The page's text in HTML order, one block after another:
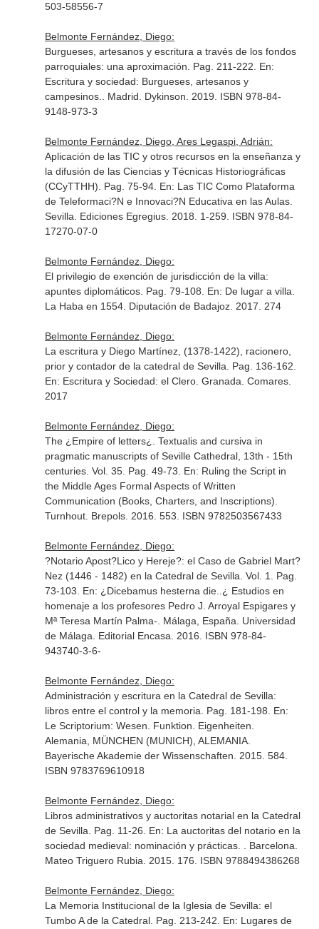
503-58556-7
Belmonte Fernández, Diego:
Burgueses, artesanos y escritura a través de los fondos
parroquiales: una aproximación. Pag. 211-222. En:
Escritura y sociedad: Burgueses, artesanos y
campesinos.
. Madrid. Dykinson. 2019. ISBN 978-84-
9148-973-3
Belmonte Fernández, Diego, Ares Legaspi, Adrián:
Aplicación de las TIC y otros recursos en la enseñanza y
la difusión de las Ciencias y Técnicas Historiográficas
(CCyTTHH). Pag. 75-94. En: Las TIC Como Plataforma
de Teleformaci?N e Innovaci?N Educativa en las Aulas.
Sevilla. Ediciones Egregius. 2018. 1-259. ISBN 978-84-
17270-07-0
Belmonte Fernández, Diego:
El privilegio de exención de jurisdicción de la villa:
apuntes diplomáticos. Pag. 79-108. En: De lugar a villa.
La Haba en 1554. Diputación de Badajoz. 2017. 274
Belmonte Fernández, Diego:
La escritura y Diego Martínez, (1378-1422), racionero,
prior y contador de la catedral de Sevilla. Pag. 136-162.
En: Escritura y Sociedad: el Clero. Granada. Comares.
2017
Belmonte Fernández, Diego:
The ¿Empire of letters¿. Textualis and cursiva in
pragmatic manuscripts of Seville Cathedral, 13th - 15th
centuries. Vol. 35. Pag. 49-73. En: Ruling the Script in
the Middle Ages Formal Aspects of Written
Communication (Books, Charters, and Inscriptions)
Turnhout. Brepols. 2016. 553. ISBN 9782503567433
Belmonte Fernández, Diego:
?Notario Apost?Lico y Hereje?: el Caso de Gabriel Mart?
Nez (1446 - 1482) en la Catedral de Sevilla. Vol. 1. Pag.
73-103. En: ¿Dicebamus hesterna die..¿ Estudios en
homenaje a los profesores Pedro J. Arroyal Espigares y
Mª Teresa Martín Palma- . Málaga, España. Universidad
de Málaga. Editorial Encasa. 2016. ISBN 978-84-
943740-3-6-
Belmonte Fernández, Diego:
Administración y escritura en la Catedral de Sevilla:
libros entre el control y la memoria. Pag. 181-198. En:
Le Scriptorium: Wesen. Funktion. Eigenheiten
Alemania, MÜNCHEN (MUNICH), ALEMANIA.
Bayerische Akademie der Wissenschaften. 2015. 584.
ISBN 9783769610918
Belmonte Fernández, Diego:
Libros administrativos y auctoritas notarial en la Catedral
de Sevilla. Pag. 11-26. En: La auctoritas del notario en la
sociedad medieval: nominación y prácticas. . Barcelona.
Mateo Triguero Rubia. 2015. 176. ISBN 9788494386268
Belmonte Fernández, Diego:
La Memoria Institucional de la Iglesia de Sevilla: el
Tumbo A de la Catedral. Pag. 213-242. En: Lugares de